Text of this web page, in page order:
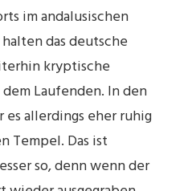
im andalusischen
das deutsche
kryptische
Laufenden. In den
allerdings eher ruhig
Tempel. Das ist
so, denn wenn der